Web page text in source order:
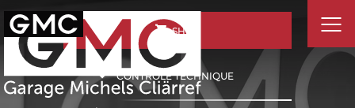
SHOP
CONTRÔLE TECHNIQUE